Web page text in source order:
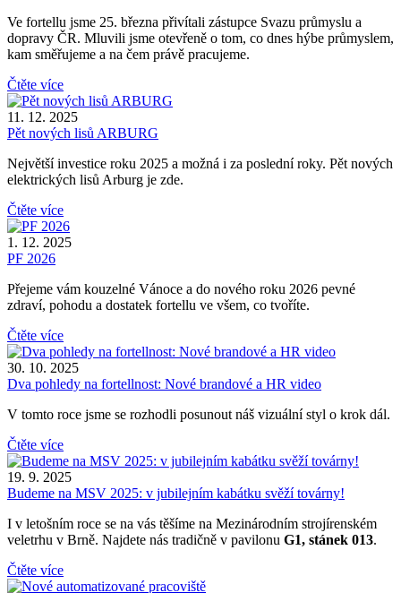
Ve fortellu jsme 25. března přivítali zástupce Svazu průmyslu a
dopravy ČR. Mluvili jsme otevřeně o tom, co dnes hýbe průmyslem,
kam směřujeme a na čem právě pracujeme.
Čtěte více
11. 12. 2025
Pět nových lisů ARBURG
Největší investice roku 2025 a možná i za poslední roky. Pět nových
elektrických lisů Arburg je zde.
Čtěte více
1. 12. 2025
PF 2026
Přejeme vám kouzelné Vánoce a do nového roku 2026 pevné
zdraví, pohodu a dostatek fortellu ve všem, co tvoříte.
Čtěte více
30. 10. 2025
Dva pohledy na fortellnost: Nové brandové a HR video
V tomto roce jsme se rozhodli posunout náš vizuální styl o krok dál.
Čtěte více
19. 9. 2025
Budeme na MSV 2025: v jubilejním kabátku svěží továrny!
I v letošním roce se na vás těšíme na Mezinárodním strojírenském
veletrhu v Brně. Najdete nás tradičně v pavilonu G1, stánek 013.
Čtěte více